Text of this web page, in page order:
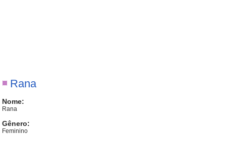
Rana
Nome:
Rana
Gênero:
Feminino